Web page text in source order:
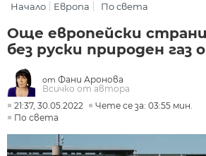
Начало Европа По света
Още европейски
без руски природен газ
от Фани Аронова
Всичко от автора
21:37, 30.05.2022
Чете се за: 03:55 мин.
По света